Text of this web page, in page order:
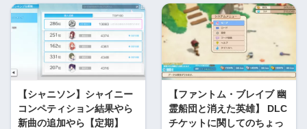
【シャニソン】シャイニー
コンペティション結果やら
新曲の追加やら【定期】
【ファントム・ブレイブ 幽
霊船団と消えた英雄】 DLC
チケットに関してのちょっ